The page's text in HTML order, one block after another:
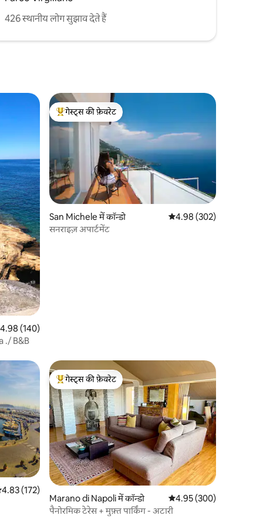
426 स्थानीय लोग सुझाव देते हैं
रेटिंग 5 में से 4.98, 140 समीक्षाएँ
4.98 (140)
./ B&B
गेस्ट्स का टॉप फ़ेवरेट
गेस्ट्स की फ़ेवरेट
San Michele में कॉन्डो औसत रेटिंग 5 में से 4.98,
4.98 (302)
सनराइज़ अपार्टमेंट
रेटिंग 5 में से 4.83, 172 समीक्षाएँ
4.83 (172)
गेस्ट्स का टॉप फ़ेवरेट
गेस्ट्स की फ़ेवरेट
Marano di Napoli में कॉन्डो औसत रेटिंग 5 में से 4.95,
4.95 (300)
पैनोरमिक टेरेस + मुफ़्त पार्किंग - अटारी